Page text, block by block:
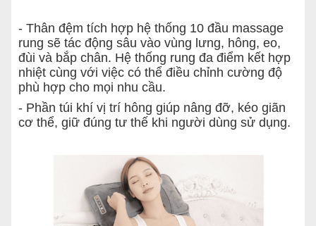
- Thân đệm tích hợp hệ thống 10 đầu massage
rung sẽ tác động sâu vào vùng lưng, hông, eo,
đùi và bắp chân. Hệ thống rung đa điểm kết hợp
nhiệt cùng với việc có thể điều chỉnh cường độ
phù hợp cho mọi nhu cầu.
- Phần túi khí vị trí hông giúp nâng đỡ, kéo giãn
cơ thể, giữ đúng tư thế khi người dùng sử dụng.